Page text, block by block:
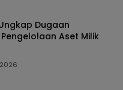
Ungkap Dugaan
Aset Milik